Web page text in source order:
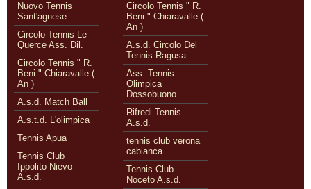
Nuovo Tennis
Sant'agnese
Circolo Tennis Le
Querce Ass. Dil.
Circolo Tennis " R.
Beni " Chiaravalle (
An )
A.s.d. Match Ball
A.s.t.d. L'olimpica
Tennis Apua
Tennis Club
Ippolito Nievo
A.s.d.
Circolo Tennis " R.
Beni " Chiaravalle (
An )
A.s.d. Circolo Del
Tennis Ragusa
Ass. Tennis
Olimpica
Dossobuono
Rifredi Tennis
A.s.d.
tennis club verona
cabianca
Tennis Club
Noceto A.s.d.